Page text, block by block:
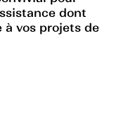
dont
à vos projets de